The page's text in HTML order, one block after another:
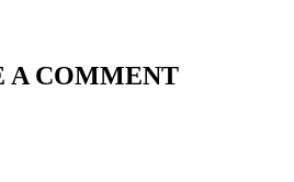
A COMMENT